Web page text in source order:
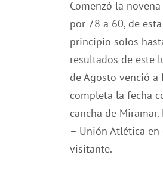
Comenzó la
por 78 a 60, de
principio solos
resultados de este
de Agosto venció
completa la fecha
cancha de
– Unión Atlética en
visitante.